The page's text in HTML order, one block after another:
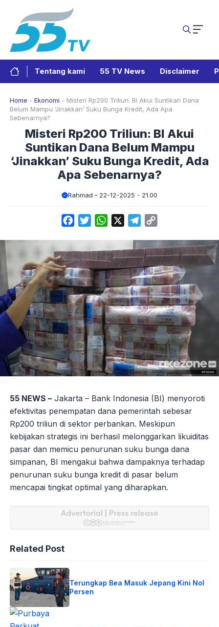
Tentang kami 55 TV News Disclaimer
Home - Ekonomi - Misteri Rp200 Triliun: BI Akui Suntikan Dana
Belum Mampu ‘Jinakkan’ Suku Bunga Kredit, Ada Apa
Sebenarnya?
Misteri Rp200 Triliun: BI Akui
Suntikan Dana Belum Mampu
‘Jinakkan’ Suku Bunga Kredit, Ada
Apa Sebenarnya?
Rahmad 22-12-2025 - 21.00
FacebookTwitterWhatsApp Telegram
55 NEWS – Jakarta – Bank Indonesia (BI) menyoroti
efektivitas penempatan dana pemerintah sebesar
Rp200 triliun di sektor perbankan. Meskipun
kebijakan strategis ini berhasil melonggarkan likuiditas
pasar dan memicu penurunan suku bunga dana
simpanan, BI mengakui bahwa dampaknya terhadap
penurunan suku bunga kredit di pasar belum
mencapai tingkat optimal yang diharapkan.
Related Post
Terungkap Bea Masuk Jepang Kini Nol
Persen